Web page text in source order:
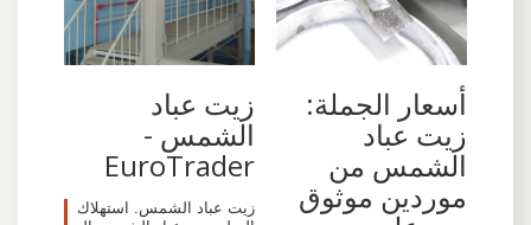
أسعار الجملة:
زيت عباد
الشمس من
موردين موثوق
زيت عباد
الشمس -
EuroTrader
زيت عباد الشمس. استهلاك